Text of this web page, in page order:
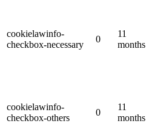
cookielawinfo-
checkbox-necessary
0
11
months
cookielawinfo-
checkbox-others
0
11
months